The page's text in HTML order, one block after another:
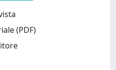
(PDF)